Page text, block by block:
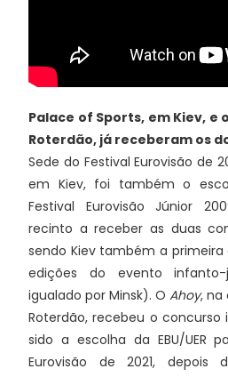
Palace of Sports, em Kiev, e o
Roterdão, já receberam os
Sede do Festival Eurovisão de
em Kiev, foi também o
Festival Eurovisão Júnior
recinto a receber as duas
sendo Kiev também a
edições do evento infanto-
igualado por Minsk). O Ahoy, na
Roterdão, recebeu o
sido a escolha da EBU/UER
Eurovisão de 2021, depois